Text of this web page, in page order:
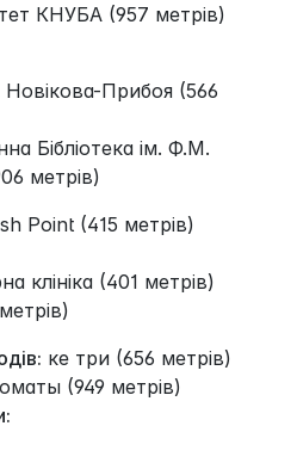
КНУБА (957 метрів)
Новікова-Прибоя (566
Бібліотека ім. Ф.М.
метрів)
Point (415 метрів)
клініка (401 метрів)
ке три (656 метрів)
(949 метрів)